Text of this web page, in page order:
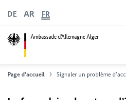
Ambassade d'Allemagne Alger
DE AR FR
Page d'accueil Signaler un problème